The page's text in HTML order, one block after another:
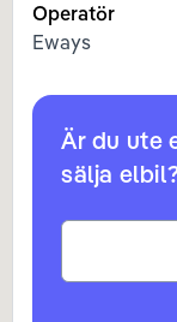
Operatör
Eways
Är du ute
sälja